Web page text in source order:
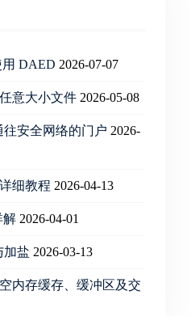
用 DAED 2026-07-07
意大小文件 2026-05-08
安全网络的门户 2026-
细教程 2026-04-13
解 2026-04-01
加盐 2026-03-13
内存缓存、缓冲区及交